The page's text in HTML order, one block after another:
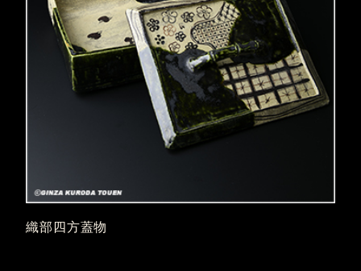
織部四方蓋物